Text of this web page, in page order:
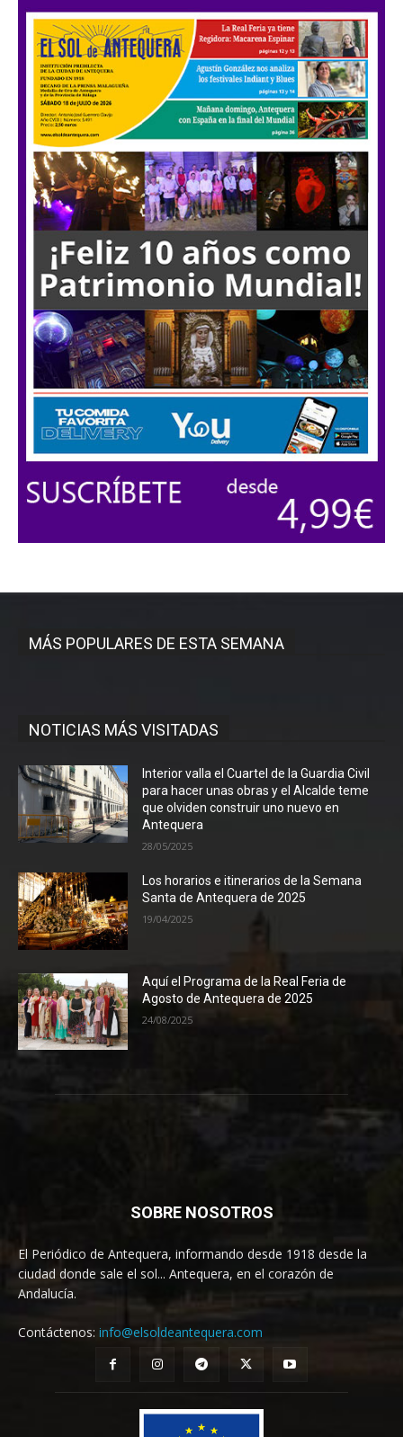
MÁS POPULARES DE ESTA SEMANA
NOTICIAS MÁS VISITADAS
Interior valla el Cuartel de la Guardia Civil
para hacer unas obras y el Alcalde teme
que olviden construir uno nuevo en
Antequera
28/05/2025
Los horarios e itinerarios de la Semana
Santa de Antequera de 2025
19/04/2025
Aquí el Programa de la Real Feria de
Agosto de Antequera de 2025
24/08/2025
SOBRE NOSOTROS
El Periódico de Antequera, informando desde 1918 desde la
ciudad donde sale el sol... Antequera, en el corazón de
Andalucía.
Contáctenos: info@elsoldeantequera.com